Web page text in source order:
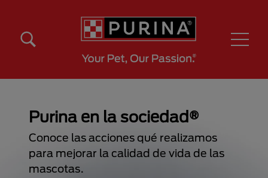
Purina en la sociedad®
Conoce las acciones qué realizamos
para mejorar la calidad de vida de las
mascotas.